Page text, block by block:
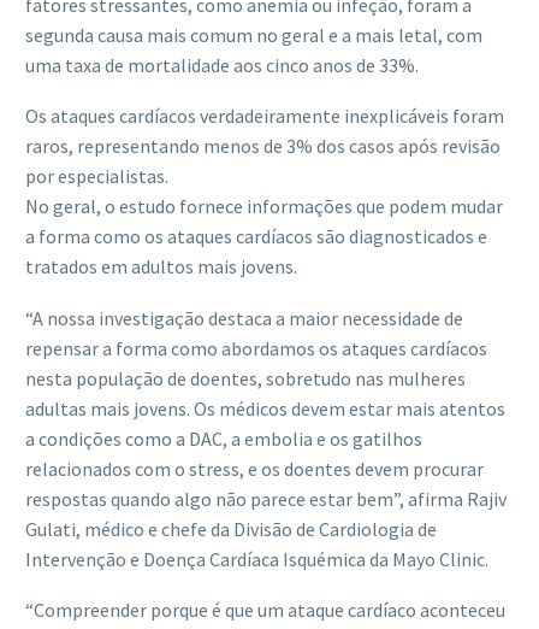
segunda causa mais comum no geral e a mais letal, com
uma taxa de mortalidade aos cinco anos de 33%.
Os ataques cardíacos verdadeiramente inexplicáveis ​​foram
raros, representando menos de 3% dos casos após revisão
por especialistas.
No geral, o estudo fornece informações que podem mudar
a forma como os ataques cardíacos são diagnosticados e
tratados em adultos mais jovens.
“A nossa investigação destaca a maior necessidade de
repensar a forma como abordamos os ataques cardíacos
nesta população de doentes, sobretudo nas mulheres
adultas mais jovens. Os médicos devem estar mais atentos
a condições como a DAC, a embolia e os gatilhos
relacionados com o stress, e os doentes devem procurar
respostas quando algo não parece estar bem”, afirma Rajiv
Gulati, médico e chefe da Divisão de Cardiologia de
Intervenção e Doença Cardíaca Isquémica da Mayo Clinic.
“Compreender porque é que um ataque cardíaco aconteceu